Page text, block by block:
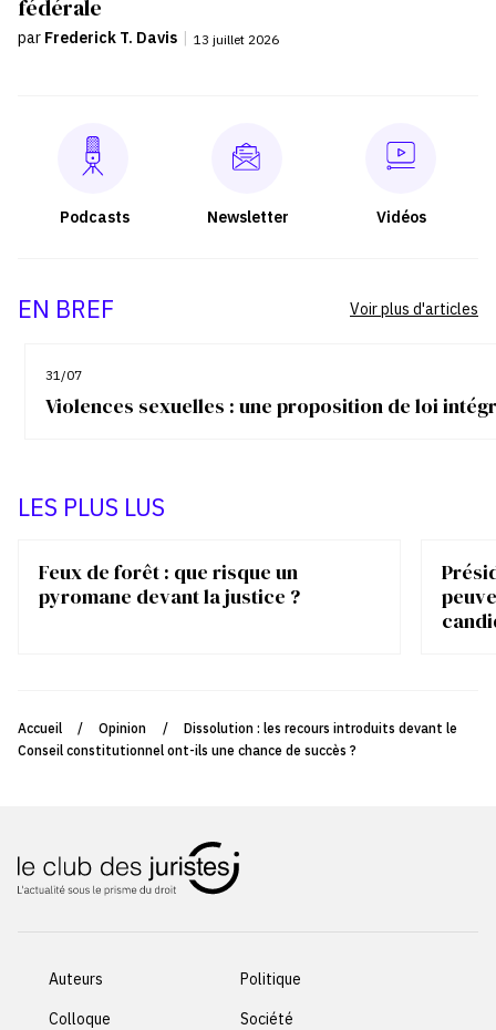
fédérale
par Frederick T. Davis 13 juillet 2026
Podcasts Newsletter Vidéos
EN BREF
31/07
Violences sexuelles : une proposition de loi
Voir plus d'articles
LES PLUS LUS
Feux de forêt : que risque un
pyromane devant la justice ?
Accueil / Opinion /
Dissolution : les recours introduits devant le
Conseil constitutionnel ont-ils une chance de succès ?
Auteurs
Colloque
Politique
Société